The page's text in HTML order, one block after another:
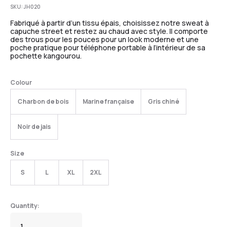
SKU:JH020
Fabriqué à partir d’un tissu épais, choisissez notre sweat à
capuche street et restez au chaud avec style. Il comporte
des trous pour les pouces pour un look moderne et une
poche pratique pour téléphone portable à l’intérieur de sa
pochette kangourou.
Colour
Charbon de bois Marine française Gris chiné
Noir de jais
Size
S L XL 2XL